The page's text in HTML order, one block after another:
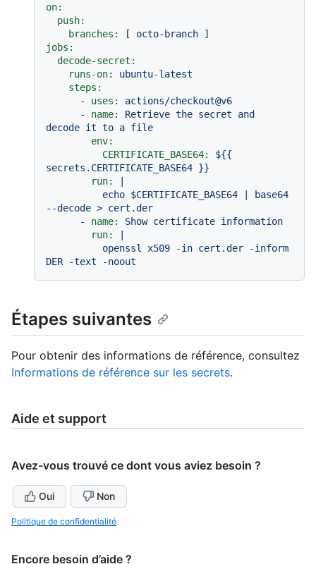
on:
push:
branches:
[ octo-branch
jobs:
decode-secret:
runs-on:
ubuntu-latest
steps:
-
uses:
actions/checkout@v6
-
name: Retrieve the secret
and
decode it to a file
env:
CERTIFICATE_BASE64:
${{
secrets.CERTIFICATE_BASE64 }}
run:
|
-
name: Show certificate information
run:
|
Étapes suivantes
Pour obtenir des informations de référence, consultez
Informations de référence sur les secrets.
Aide et support
Avez-vous trouvé ce dont vous aviez besoin ?
Oui Non
Politique de confidentialité
Encore besoin d’aide ?